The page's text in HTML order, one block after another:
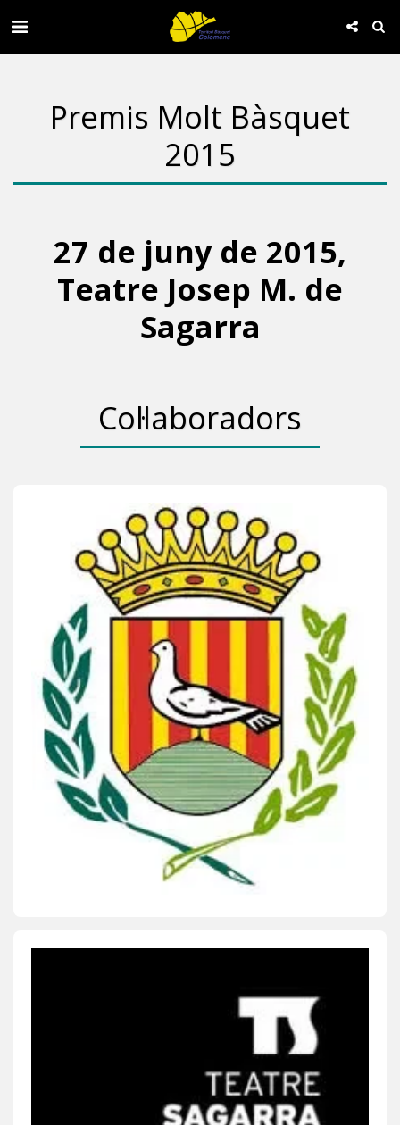
Premis Molt Bàsquet
2015
27 de juny de 2015,
Teatre Josep M. de
Sagarra
Col·laboradors